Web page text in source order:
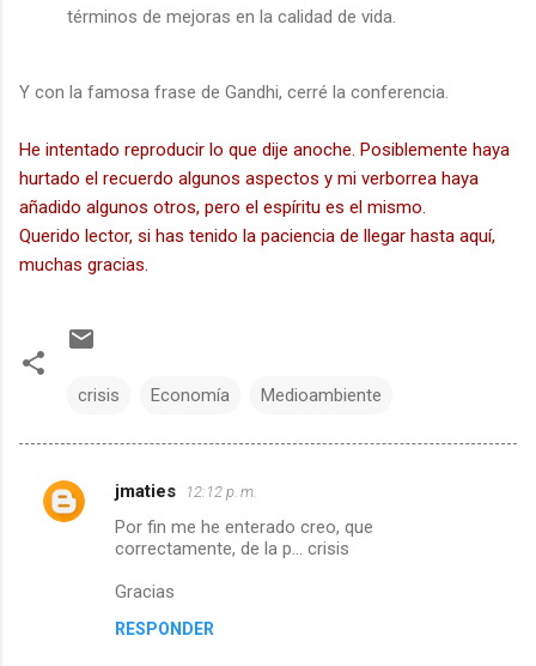
términos de mejoras en la calidad de vida.
Y con la famosa frase de Gandhi, cerré la conferencia.
He intentado reproducir lo que dije anoche. Posiblemente haya
hurtado el recuerdo algunos aspectos y mi verborrea haya
añadido algunos otros, pero el espíritu es el mismo.
Querido lector, si has tenido la paciencia de llegar hasta aquí,
muchas gracias.
crisis Economía Medioambiente
C
jmaties 12:12 p. m.
Por fin me he enterado creo, que
correctamente, de la p... crisis
Gracias
RESPONDER